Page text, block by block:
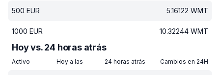
500 EUR 5.16122 WMT
1000 EUR 10.32244 WMT
Hoy vs. 24 horas atrás
Activo Hoy a las 24 horas atrás Cambios en 24H